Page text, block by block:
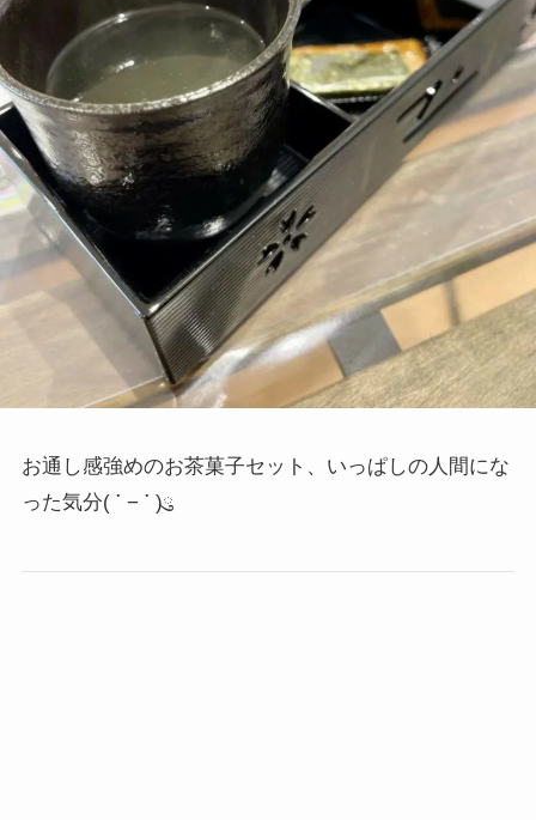
お通し感強めのお茶菓子セット、いっぱしの人間にな
った気分( ་ − ་ )ུ